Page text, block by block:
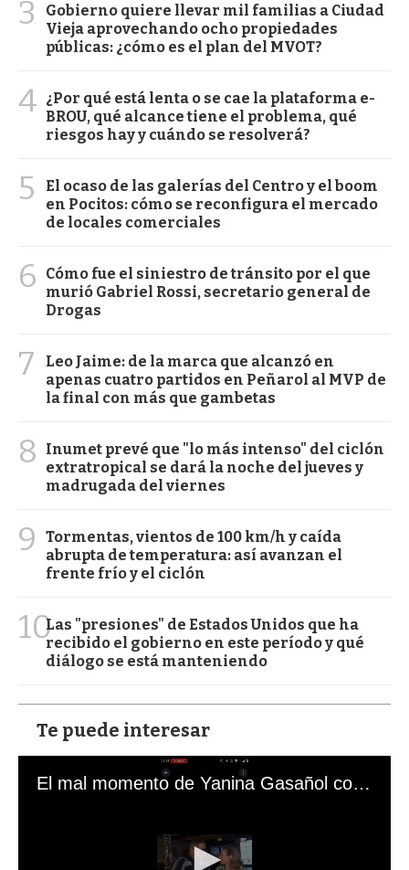
3
Gobierno quiere llevar mil familias a Ciudad
Vieja aprovechando ocho propiedades
públicas: ¿cómo es el plan del MVOT?
4 ¿Por qué está lenta o se cae la plataforma e-
BROU, qué alcance tiene el problema, qué
riesgos hay y cuándo se resolverá?
5
El ocaso de las galerías del Centro y el boom
en Pocitos: cómo se reconfigura el mercado
de locales comerciales
6
Cómo fue el siniestro de tránsito por el que
murió Gabriel Rossi, secretario general de
Drogas
7
Leo Jaime: de la marca que alcanzó en
apenas cuatro partidos en Peñarol al MVP de
la final con más que gambetas
8
Inumet prevé que "lo más intenso" del ciclón
extratropical se dará la noche del jueves y
madrugada del viernes
9
Tormentas, vientos de 100 km/h y caída
abrupta de temperatura: así avanzan el
frente frío y el ciclón
10Las "presiones" de Estados Unidos que ha
recibido el gobierno en este período y qué
diálogo se está manteniendo
Te puede interesar
El mal momento de Yanina Gasañol con un hincha argentino en "Subrayado"